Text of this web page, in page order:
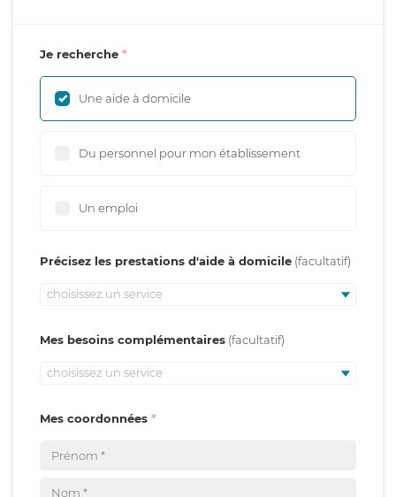
Je recherche
Une aide à domicile
Du personnel pour mon établissement
Un emploi
Précisez les prestations d'aide à domicile
choisissez un service
Mes besoins complémentaires
choisissez un service
Mes coordonnées